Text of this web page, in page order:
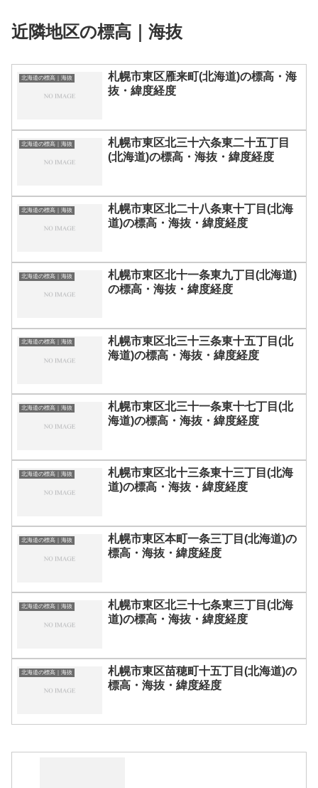
近隣地区の標高｜海抜
北海道の標高｜海抜
札幌市東区雁来町(北海道)の標高・海
抜・緯度経度
北海道の標高｜海抜
札幌市東区北三十六条東二十五丁目
(北海道)の標高・海抜・緯度経度
北海道の標高｜海抜
札幌市東区北二十八条東十丁目(北海
道)の標高・海抜・緯度経度
北海道の標高｜海抜
札幌市東区北十一条東九丁目(北海道)
の標高・海抜・緯度経度
北海道の標高｜海抜
札幌市東区北三十三条東十五丁目(北
海道)の標高・海抜・緯度経度
北海道の標高｜海抜
札幌市東区北三十一条東十七丁目(北
海道)の標高・海抜・緯度経度
北海道の標高｜海抜
札幌市東区北十三条東十三丁目(北海
道)の標高・海抜・緯度経度
北海道の標高｜海抜
札幌市東区本町一条三丁目(北海道)の
標高・海抜・緯度経度
北海道の標高｜海抜
札幌市東区北三十七条東三丁目(北海
道)の標高・海抜・緯度経度
北海道の標高｜海抜
札幌市東区苗穂町十五丁目(北海道)の
標高・海抜・緯度経度